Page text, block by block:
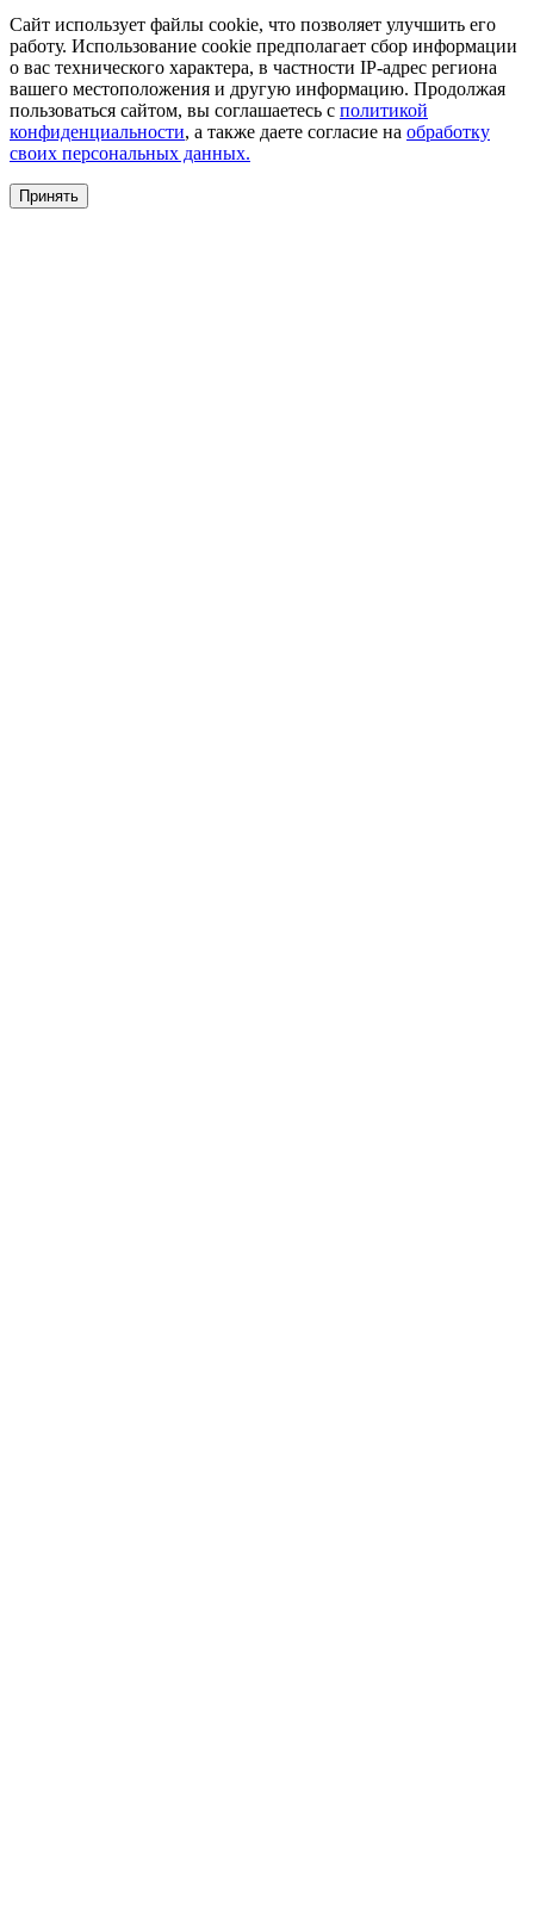
Сайт использует файлы cookie, что позволяет улучшить его
работу. Использование cookie предполагает сбор информации
о вас технического характера, в частности IP-адрес региона
вашего местоположения и другую информацию. Продолжая
пользоваться сайтом, вы соглашаетесь с политикой
конфиденциальности, а также даете согласие на обработку
своих персональных данных.
Принять